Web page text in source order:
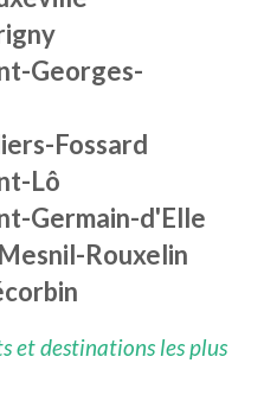
Georges-
Fossard
Lô
Germain-d'Elle
Rouxelin
et destinations les plus